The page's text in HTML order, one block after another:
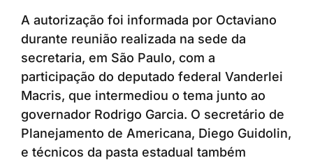
A autorização foi informada por Octaviano
durante reunião realizada na sede da
secretaria, em São Paulo, com a
participação do deputado federal Vanderlei
Macris, que intermediou o tema junto ao
governador Rodrigo Garcia. O secretário de
Planejamento de Americana, Diego Guidolin,
e técnicos da pasta estadual também